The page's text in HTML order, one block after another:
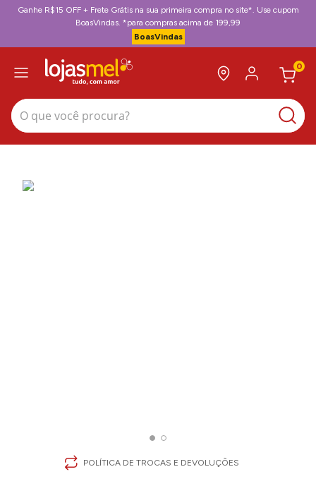
Ganhe R$15 OFF + Frete Grátis na sua primeira compra no site*. Use cupom
BoasVindas. *para compras acima de 199,99
BoasVindas
0
O que você procura?
POLÍTICA DE TROCAS E DEVOLUÇÕES